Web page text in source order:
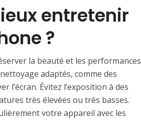
entretenir
?
la beauté et les performances
adaptés, comme des
l’écran. Évitez l’exposition à des
très élevées ou très basses.
votre appareil avec les